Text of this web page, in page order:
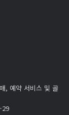
, 예약 서비스 및 골
29